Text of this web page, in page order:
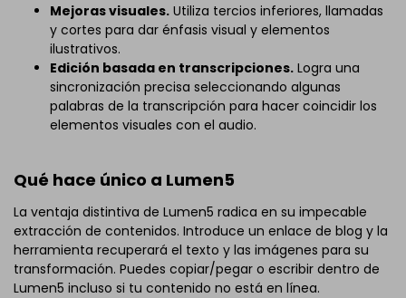
Mejoras visuales. Utiliza tercios inferiores, llamadas
y cortes para dar énfasis visual y elementos
ilustrativos.
Edición basada en transcripciones. Logra una
sincronización precisa seleccionando algunas
palabras de la transcripción para hacer coincidir los
elementos visuales con el audio.
Qué hace único a Lumen5
La ventaja distintiva de Lumen5 radica en su impecable
extracción de contenidos. Introduce un enlace de blog y la
herramienta recuperará el texto y las imágenes para su
transformación. Puedes copiar/pegar o escribir dentro de
Lumen5 incluso si tu contenido no está en línea.